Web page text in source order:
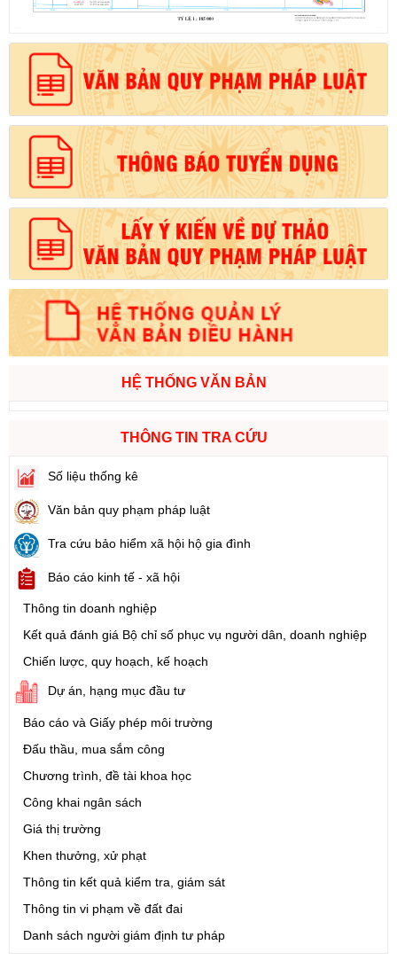
HỆ THỐNG VĂN BẢN
THÔNG TIN TRA CỨU
Số liệu thống kê
Văn bản quy phạm pháp luật
Tra cứu bảo hiểm xã hội hộ gia đình
Báo cáo kinh tế - xã hội
Thông tin doanh nghiệp
Kết quả đánh giá Bộ chỉ số phục vụ người dân, doanh nghiệp
Chiến lược, quy hoạch, kế hoạch
Dự án, hạng mục đầu tư
Báo cáo và Giấy phép môi trường
Đấu thầu, mua sắm công
Chương trình, đề tài khoa học
Công khai ngân sách
Giá thị trường
Khen thưởng, xử phạt
Thông tin kết quả kiểm tra, giám sát
Thông tin vi phạm về đất đai
Danh sách người giám định tư pháp